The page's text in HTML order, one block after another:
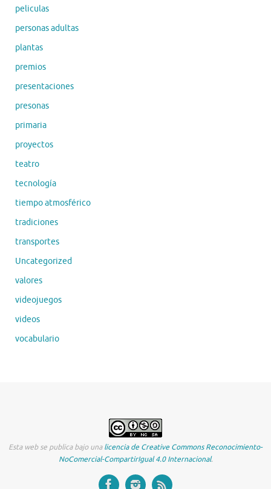
peliculas
personas adultas
plantas
premios
presentaciones
presonas
primaria
proyectos
teatro
tecnología
tiempo atmosférico
tradiciones
transportes
Uncategorized
valores
videojuegos
videos
vocabulario
Esta web se publica bajo unalicencia de Creative Commons Reconocimiento-
NoComercial-CompartirIgual 4.0 Internacional.